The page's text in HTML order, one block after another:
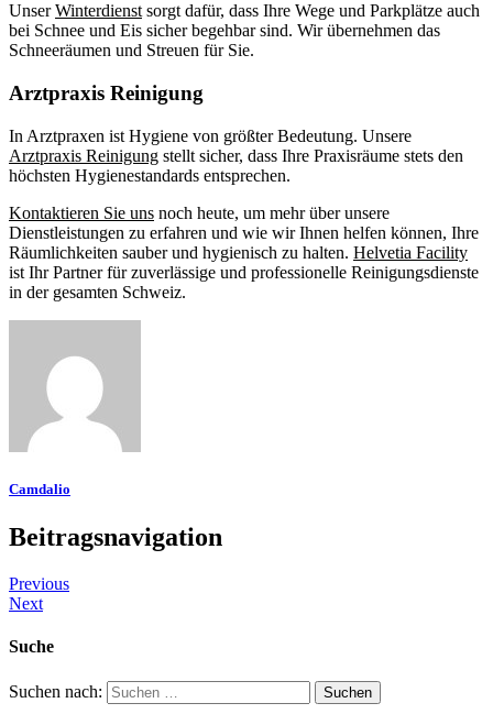
UnserWinterdienst sorgt dafür, dass Ihre Wege und Parkplätze auch
bei Schnee und Eis sicher begehbar sind. Wir übernehmen das
Schneeräumen und Streuen für Sie.
Arztpraxis Reinigung
In Arztpraxen ist Hygiene von größter Bedeutung. Unsere
Arztpraxis Reinigung stellt sicher, dass Ihre Praxisräume stets den
höchsten Hygienestandards entsprechen.
Kontaktieren Sie uns noch heute, um mehr über unsere
Dienstleistungen zu erfahren und wie wir Ihnen helfen können, Ihre
Räumlichkeiten sauber und hygienisch zu halten. Helvetia Facility
ist Ihr Partner für zuverlässige und professionelle Reinigungsdienste
in der gesamten Schweiz.
Camdalio
Beitragsnavigation
Previous
Next
Suche
Suchen nach: